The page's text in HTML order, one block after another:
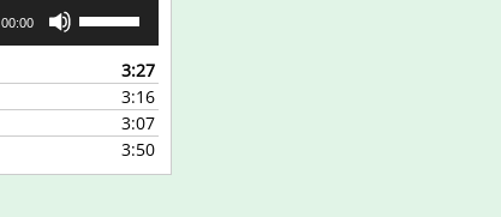
00:00
um
die
Lautstärke
3:27
3:16
3:07
3:50